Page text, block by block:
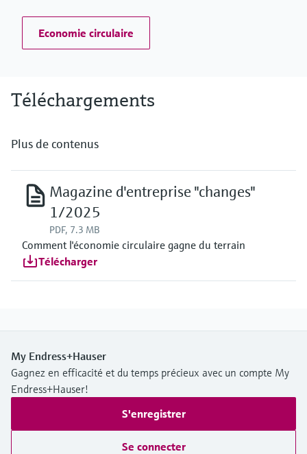
Economie circulaire
Téléchargements
Plus de contenus
Magazine d'entreprise "changes"
1/2025
PDF, 7.3 MB
Comment l'économie circulaire gagne du terrain
Télécharger
My Endress+Hauser
Gagnez en efficacité et du temps précieux avec un compte My
Endress+Hauser!
S'enregistrer
Se connecter